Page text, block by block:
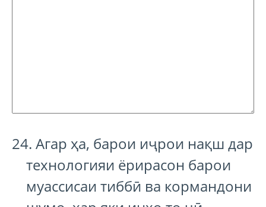
24. Агар ҳа, барои иҷрои нақш дар
технологияи ёрирасон барои
муассисаи тиббӣ ва кормандони